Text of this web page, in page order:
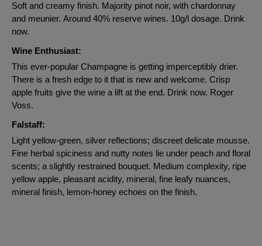
Soft and creamy finish. Majority pinot noir, with chardonnay
and meunier. Around 40% reserve wines. 10g/l dosage. Drink
now.
Wine Enthusiast:
This ever-popular Champagne is getting imperceptibly drier.
There is a fresh edge to it that is new and welcome. Crisp
apple fruits give the wine a lift at the end. Drink now. Roger
Voss.
Falstaff:
Light yellow-green, silver reflections; discreet delicate mousse.
Fine herbal spiciness and nutty notes lie under peach and floral
scents; a slightly restrained bouquet. Medium complexity, ripe
yellow apple, pleasant acidity, mineral, fine leafy nuances,
mineral finish, lemon-honey echoes on the finish.